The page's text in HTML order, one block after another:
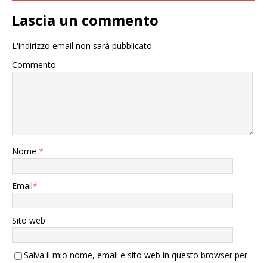
Lascia un commento
L'indirizzo email non sarà pubblicato.
Commento
Nome *
Email*
Sito web
Salva il mio nome, email e sito web in questo browser per